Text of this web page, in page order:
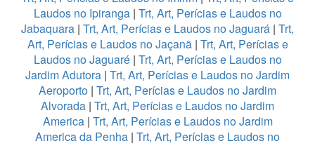
Laudos no Ipiranga| Trt, Art, Perícias e Laudos no
Jabaquara | Trt, Art, Perícias e Laudos no Jaguará | Trt,
Art, Perícias e Laudos no Jaçanã| Trt, Art, Perícias e
Laudos no Jaguaré| Trt, Art, Perícias e Laudos no
Jardim Adutora | Trt, Art, Perícias e Laudos no Jardim
Aeroporto | Trt, Art, Perícias e Laudos no Jardim
Alvorada | Trt, Art, Perícias e Laudos no Jardim
America| Trt, Art, Perícias e Laudos no Jardim
America da Penha | Trt, Art, Perícias e Laudos no